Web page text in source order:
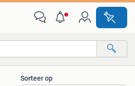
Sorteer op